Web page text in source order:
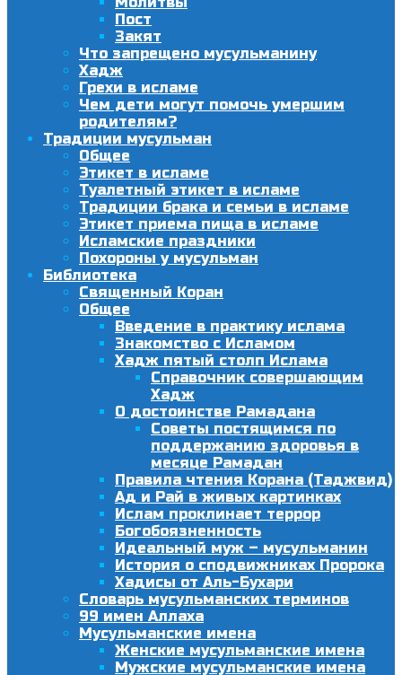
Пост
Закят
Что запрещено мусульманину
Хадж
Грехи в исламе
Чем дети могут помочь умершим
родителям?
Традиции мусульман
Общее
Этикет в исламе
Туалетный этикет в исламе
Традиции брака и семьи в исламе
Этикет приема пища в исламе
Исламские праздники
Похороны у мусульман
Библиотека
Священный Коран
Общее
Введение в практику ислама
Знакомство с Исламом
Хадж пятый столп Ислама
Справочник совершающим
Хадж
О достоинстве Рамадана
Советы постящимся по
поддержанию здоровья в
месяце Рамадан
Правила чтения Корана (Таджвид)
Ад и Рай в живых картинках
Ислам проклинает террор
Богобоязненность
Идеальный муж – мусульманин
История о сподвижниках Пророка
Хадисы от Аль-Бухари
Словарь мусульманских терминов
99 имен Аллаха
Мусульманские имена
Женские мусульманские имена
Мужские мусульманские имена